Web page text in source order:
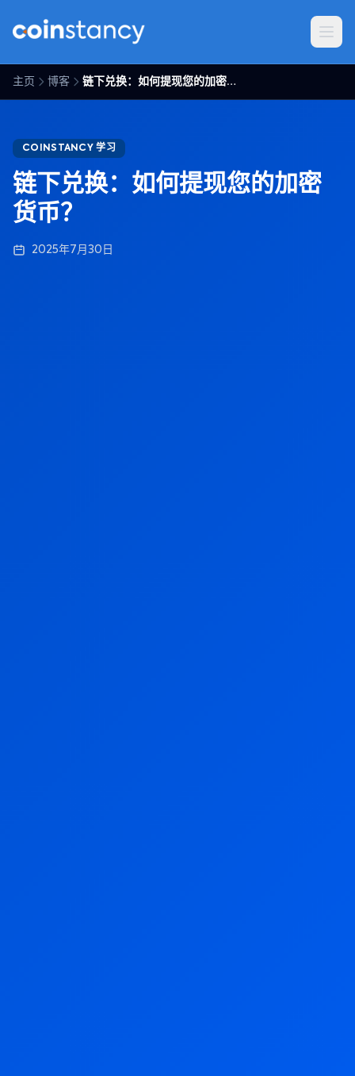
主页 博客 链下兑换：如何提现您的加密货币？
COINSTANCY 学习
链下兑换：如何提现您的加密
货币？
2025年7月30日